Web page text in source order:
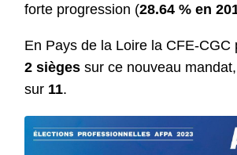
forte progression (28.64 % en
En Pays de la Loire la CFE-CGC
2 sièges sur ce nouveau
sur 11.